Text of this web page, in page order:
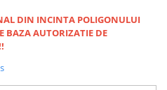
DIN INCINTA POLIGONULUI
BAZA AUTORIZATIE DE